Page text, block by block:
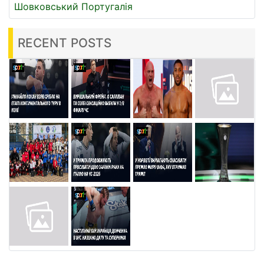
Шовковський Португалія
RECENT POSTS